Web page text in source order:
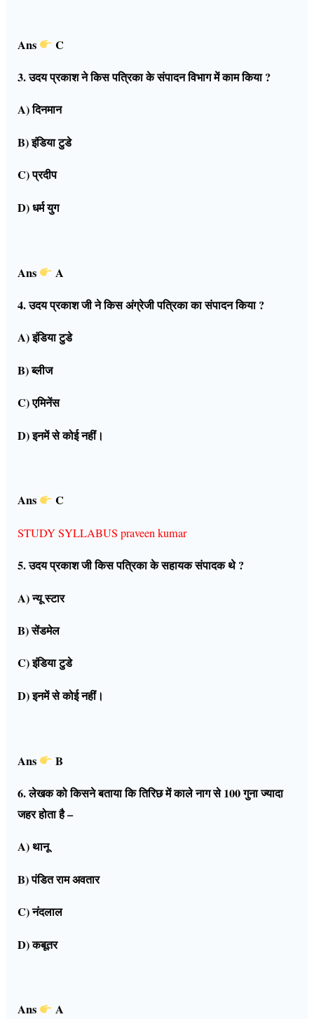
Ans
C
3. उदय प्रकाश ने किस पत्रिका के संपादन विभाग में काम किया ?
A) दिनमान
B) इंडिया टुडे
C) प्रदीप
D) धर्म युग
Ans
A
4. उदय प्रकाश जी ने किस अंग्रेजी पत्रिका का संपादन किया ?
A) इंडिया टुडे
B) ब्लीज
C) एमिनेंस
D) इनमें से कोई नहीं।
Ans C
STUDY SYLLABUS praveen kumar
5. उदय प्रकाश जी किस पत्रिका के सहायक संपादक थे ?
A) न्यू स्टार
B) सेंडमेल
C) इंडिया टुडे
D) इनमें से कोई नहीं।
Ans
B
6. लेखक को किसने बताया कि तिरिछ में काले नाग से 100 गुना ज्यादा
जहर होता है –
A) थानू
B) पंडित राम अवतार
C) नंदलाल
D) कबूतर
Ans
A